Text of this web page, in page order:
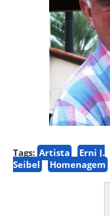
Tags: Artista
Erni J.
Seibel
Homenagem